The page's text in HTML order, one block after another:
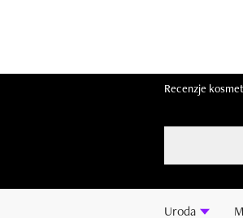
Recenzje
Uroda